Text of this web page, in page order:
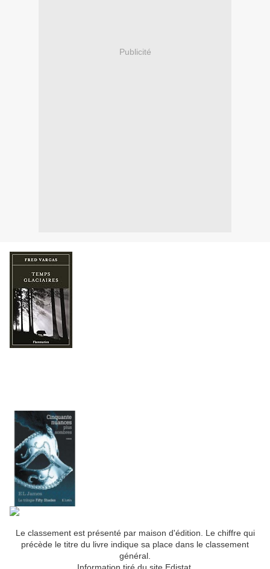
Publicité
Le classement est présenté par maison d'édition. Le chiffre qui
précède le titre du livre indique sa place dans le classement
général.